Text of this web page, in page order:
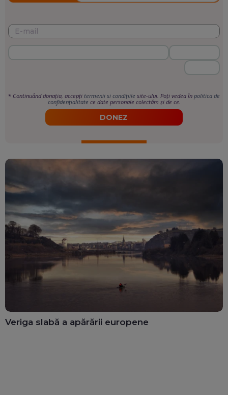
* Continuând donația, accepți termenii si condițiile site-ului. Poți vedea în politica de
confidențialitate ce date personale colectăm și de ce.
DONEZ
Veriga slabă a apărării europene